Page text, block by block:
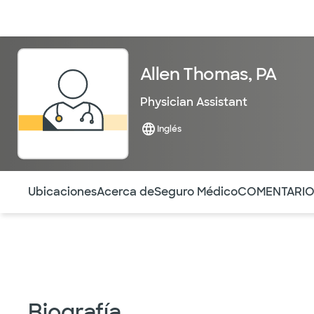
Allen Thomas, PA
Physician Assistant
Inglés
UbicacionesAcerca deSeguro Médico